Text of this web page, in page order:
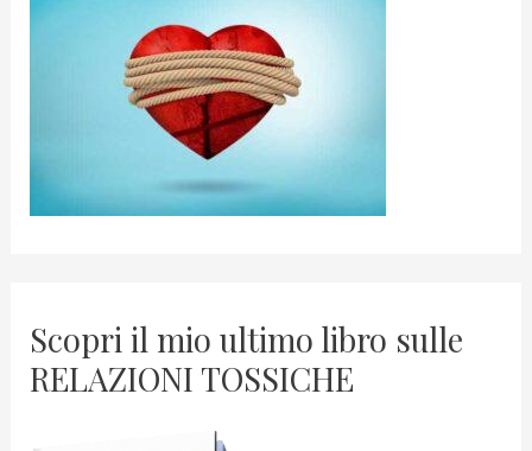
Scopri il mio ultimo libro sulle
RELAZIONI TOSSICHE